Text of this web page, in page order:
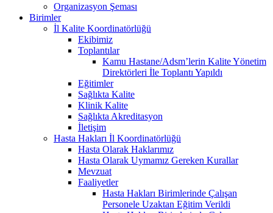
Organizasyon Şeması
Birimler
İl Kalite Koordinatörlüğü
Ekibimiz
Toplantılar
Kamu Hastane/Adsm’lerin Kalite Yönetim
Direktörleri İle Toplantı Yapıldı
Eğitimler
Sağlıkta Kalite
Klinik Kalite
Sağlıkta Akreditasyon
İletişim
Hasta Hakları İl Koordinatörlüğü
Hasta Olarak Haklarımız
Hasta Olarak Uymamız Gereken Kurallar
Mevzuat
Faaliyetler
Hasta Hakları Birimlerinde Çalışan
Personele Uzaktan Eğitim Verildi